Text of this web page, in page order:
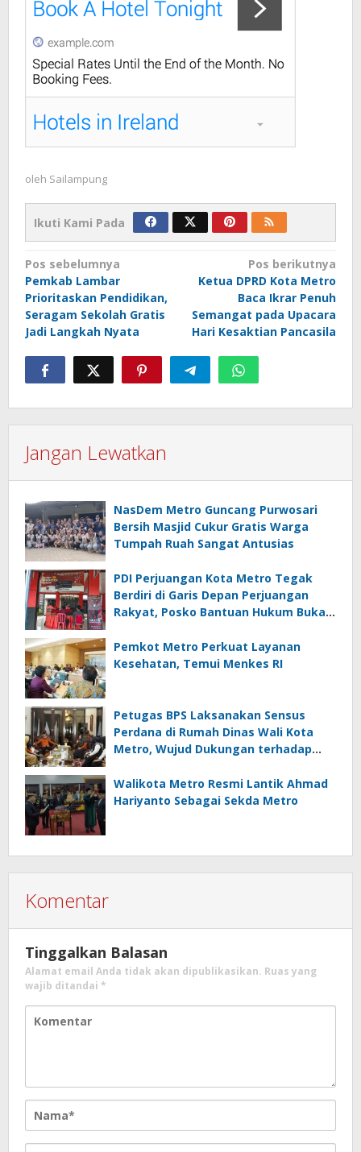
oleh Sailampung
Ikuti Kami Pada
Navigasi
pos
Pos sebelumnya
Pemkab Lambar
Prioritaskan Pendidikan,
Seragam Sekolah Gratis
Jadi Langkah Nyata
Pos berikutnya
Ketua DPRD Kota Metro
Baca Ikrar Penuh
Semangat pada Upacara
Hari Kesaktian Pancasila
Jangan Lewatkan
NasDem Metro Guncang Purwosari
Bersih Masjid Cukur Gratis Warga
Tumpah Ruah Sangat Antusias
PDI Perjuangan Kota Metro Tegak
Berdiri di Garis Depan Perjuangan
Rakyat, Posko Bantuan Hukum Buka
Pemkot Metro Perkuat Layanan
Kesehatan, Temui Menkes RI
Petugas BPS Laksanakan Sensus
Perdana di Rumah Dinas Wali Kota
Metro, Wujud Dukungan terhadap
Walikota Metro Resmi Lantik Ahmad
Hariyanto Sebagai Sekda Metro
Komentar
Tinggalkan Balasan
Alamat email Anda tidak akan dipublikasikan. Ruas yang
wajib ditandai *